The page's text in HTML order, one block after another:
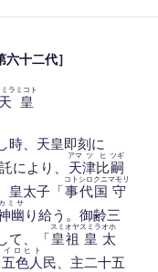
十二代］
天
ミラ
皇
ミコト
時、天皇即刻に
により、 天
アマ
津
ツ
比
ヒ
嗣
ツギ
皇太子「 事
コト
代
シロ
国
クニ
守
マモリ
幽
カミサ
り給う。御齢三
て、「 皇
スミ
祖
オヤ
皇
スミラ
太
オホ
五色人
イロヒト
民、主二十五